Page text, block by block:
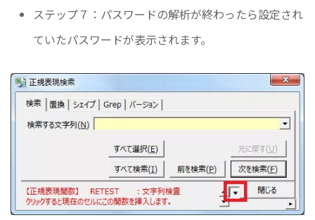
ステップ７：パスワードの解析が終わったら設定され
ていたパスワードが表示されます。